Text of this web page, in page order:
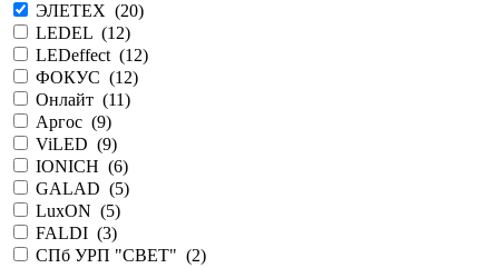
ЭЛЕТЕХ (20)
LEDEL (12)
LEDeffect (12)
ФОКУС (12)
Онлайт (11)
Аргос (9)
ViLED (9)
IONICH (6)
GALAD (5)
LuxON (5)
FALDI (3)
СПб УРП "СВЕТ" (2)